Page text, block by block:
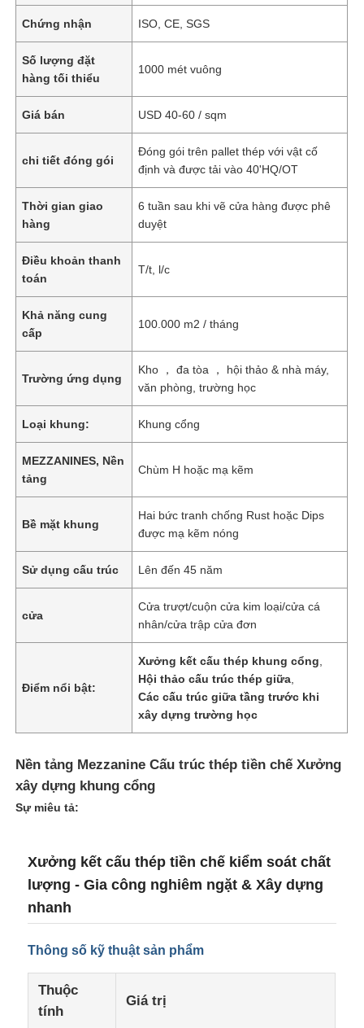
Chứng nhận ISO, CE, SGS
Số lượng đặt
hàng tối thiểu
1000 mét vuông
Giá bán USD 40-60 / sqm
chi tiết đóng gói
Đóng gói trên pallet thép với vật cố
định và được tải vào 40'HQ/OT
Thời gian giao
hàng
6 tuần sau khi vẽ cửa hàng được phê
duyệt
Điều khoản thanh
toán
T/t, l/c
Khả năng cung
cấp
100.000 m2 / tháng
Trường ứng dụng
Kho ， đa tòa ， hội thảo & nhà máy,
văn phòng, trường học
Loại khung: Khung cổng
MEZZANINES, Nền
tảng
Chùm H hoặc mạ kẽm
Bề mặt khung
Hai bức tranh chống Rust hoặc Dips
được mạ kẽm nóng
Sử dụng cấu trúc Lên đến 45 năm
cửa
Cửa trượt/cuộn cửa kim loại/cửa cá
nhân/cửa trập cửa đơn
Điểm nổi bật:
Xưởng kết cấu thép khung cổng
Hội thảo cấu trúc thép giữa
Các cấu trúc giữa tầng trước khi
xây dựng trường học
Nền tảng Mezzanine Cấu trúc thép tiền chế Xưởng
xây dựng khung cổng
Sự miêu tả:
Xưởng kết cấu thép tiền chế kiểm soát chất
lượng - Gia công nghiêm ngặt & Xây dựng
nhanh
Thông số kỹ thuật sản phẩm
Thuộc
tính
Giá trị